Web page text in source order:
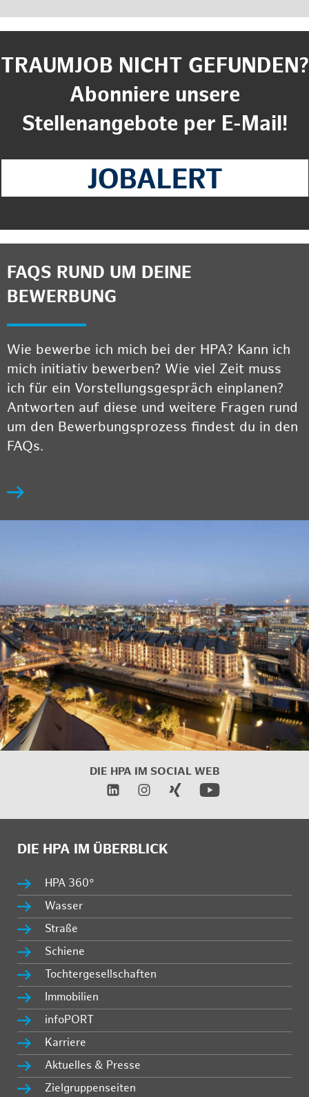
TRAUMJOB NICHT GEFUNDEN?
Abonniere unsere
Stellenangebote per E-Mail!
FAQS RUND UM DEINE
BEWERBUNG
Wie bewerbe ich mich bei der HPA? Kann ich
mich initiativ bewerben? Wie viel Zeit muss
ich für ein Vorstellungsgespräch einplanen?
Antworten auf diese und weitere Fragen rund
um den Bewerbungsprozess findest du in den
FAQs.
DIE HPA IM SOCIAL WEB
DIE HPA IM ÜBERBLICK
HPA 360°
Wasser
Straße
Schiene
Tochtergesellschaften
Immobilien
infoPORT
Karriere
Aktuelles & Presse
Zielgruppenseiten